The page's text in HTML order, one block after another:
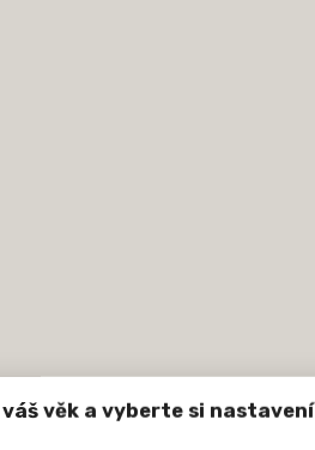
věk a vyberte si nastavení